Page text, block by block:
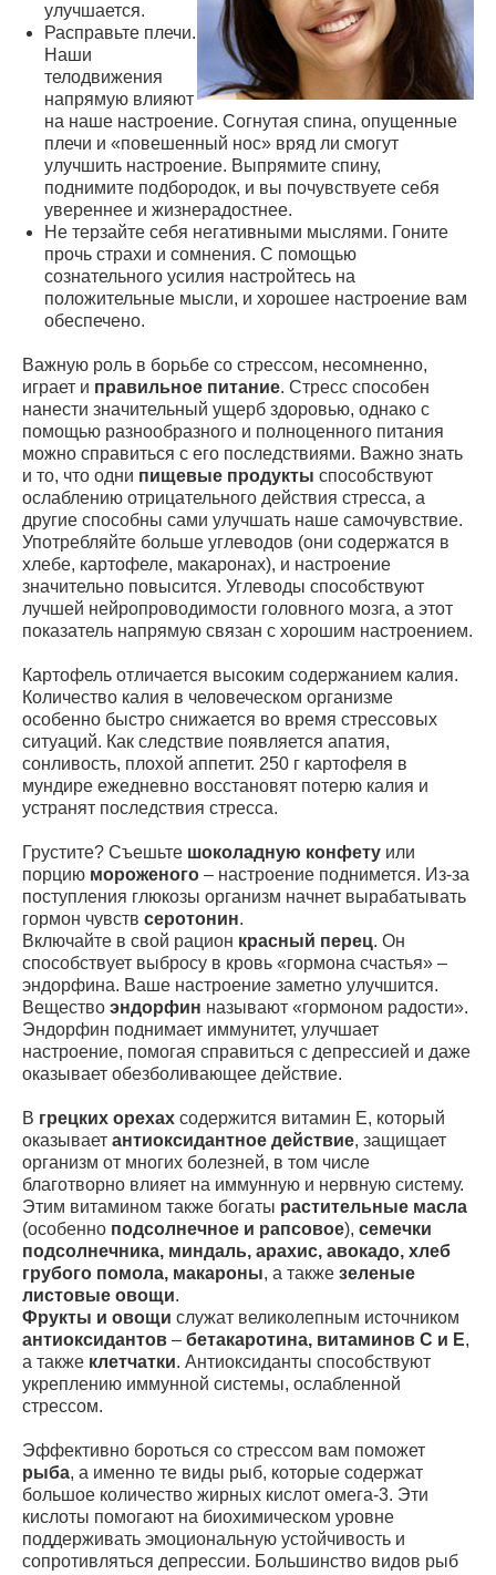
улучшается.
Расправьте плечи.
Наши
телодвижения
напрямую влияют
на наше настроение. Согнутая спина, опущенные
плечи и «повешенный нос» вряд ли смогут
улучшить настроение. Выпрямите спину,
поднимите подбородок, и вы почувствуете себя
увереннее и жизнерадостнее.
Не терзайте себя негативными мыслями. Гоните
прочь страхи и сомнения. С помощью
сознательного усилия настройтесь на
положительные мысли, и хорошее настроение вам
обеспечено.
Важную роль в борьбе со стрессом, несомненно,
играет и правильное питание. Стресс способен
нанести значительный ущерб здоровью, однако с
помощью разнообразного и полноценного питания
можно справиться с его последствиями. Важно знать
и то, что одни пищевые продукты способствуют
ослаблению отрицательного действия стресса, а
другие способны сами улучшать наше самочувствие.
Употребляйте больше углеводов (они содержатся в
хлебе, картофеле, макаронах), и настроение
значительно повысится. Углеводы способствуют
лучшей нейропроводимости головного мозга, а этот
показатель напрямую связан с хорошим настроением.
Картофель отличается высоким содержанием калия.
Количество калия в человеческом организме
особенно быстро снижается во время стрессовых
ситуаций. Как следствие появляется апатия,
сонливость, плохой аппетит. 250 г картофеля в
мундире ежедневно восстановят потерю калия и
устранят последствия стресса.
Грустите? Съешьте шоколадную конфету или
порцию мороженого – настроение поднимется. Из-за
поступления глюкозы организм начнет вырабатывать
гормон чувств серотонин.
Включайте в свой рацион красный перец. Он
способствует выбросу в кровь «гормона счастья» –
эндорфина. Ваше настроение заметно улучшится.
Вещество эндорфин называют «гормоном радости».
Эндорфин поднимает иммунитет, улучшает
настроение, помогая справиться с депрессией и даже
оказывает обезболивающее действие.
В грецких орехах содержится витамин Е, который
оказывает антиоксидантное действие, защищает
организм от многих болезней, в том числе
благотворно влияет на иммунную и нервную систему.
Этим витамином также богаты растительные масла
(особенно подсолнечное и рапсовое), семечки
подсолнечника, миндаль, арахис, авокадо, хлеб
грубого помола, макароны, а также зеленые
листовые овощи.
Фрукты и овощи служат великолепным источником
антиоксидантов – бетакаротина, витаминов С и Е,
а также клетчатки. Антиоксиданты способствуют
укреплению иммунной системы, ослабленной
стрессом.
Эффективно бороться со стрессом вам поможет
рыба, а именно те виды рыб, которые содержат
большое количество жирных кислот омега-3. Эти
кислоты помогают на биохимическом уровне
поддерживать эмоциональную устойчивость и
сопротивляться депрессии. Большинство видов рыб